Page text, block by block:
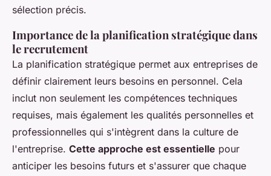
sélection précis.
Importance de la planification stratégique dans
le recrutement
La planification stratégique permet aux entreprises de
définir clairement leurs besoins en personnel. Cela
inclut non seulement les compétences techniques
requises, mais également les qualités personnelles et
professionnelles qui s'intègrent dans la culture de
l'entreprise. Cette approche est essentielle pour
anticiper les besoins futurs et s'assurer que chaque